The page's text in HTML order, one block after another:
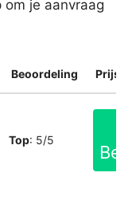
je aanvraag
Beoordeling
Top: 5/5